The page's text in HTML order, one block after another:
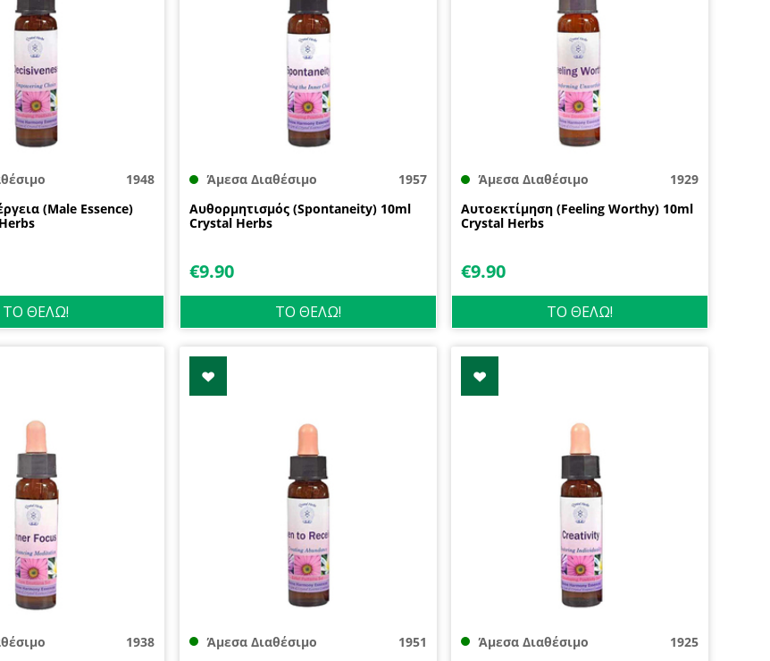
1948
(Male Essence)
ΤΟ ΘΕΛΩ!
Άμεσα Διαθέσιμο
1957
Αυθορμητισμός (Spontaneity) 10ml
Crystal Herbs
€9.90
ΤΟ ΘΕΛΩ!
Άμεσα Διαθέσιμο
1929
Αυτοεκτίμηση (Feeling Worthy) 10ml
Crystal Herbs
€9.90
ΤΟ ΘΕΛΩ!
1938
Άμεσα Διαθέσιμο
1951
Άμεσα Διαθέσιμο
1925